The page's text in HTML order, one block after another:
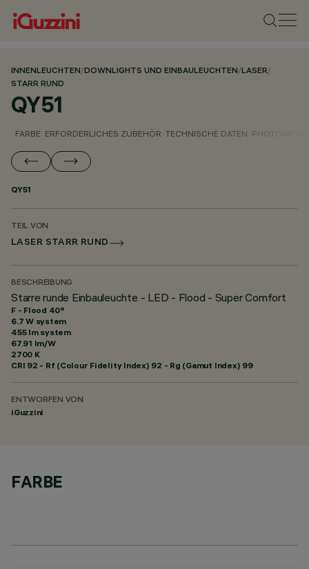
INNENLEUCHTEN/DOWNLIGHTS UND EINBAULEUCHTEN/LASER/
STARR RUND
QY51
FARBE ERFORDERLICHES ZUBEHÖR TECHNISCHE DATEN
QY51
TEIL VON
LASER STARR RUND
BESCHREIBUNG
Starre runde Einbauleuchte - LED - Flood - Super Comfort
F - Flood 40°
6.7 W system
455 lm system
67.91 lm/W
2700 K
CRI 92 - Rf (Colour Fidelity Index) 92 - Rg (Gamut Index) 99
ENTWORFEN VON
iGuzzini
FARBE